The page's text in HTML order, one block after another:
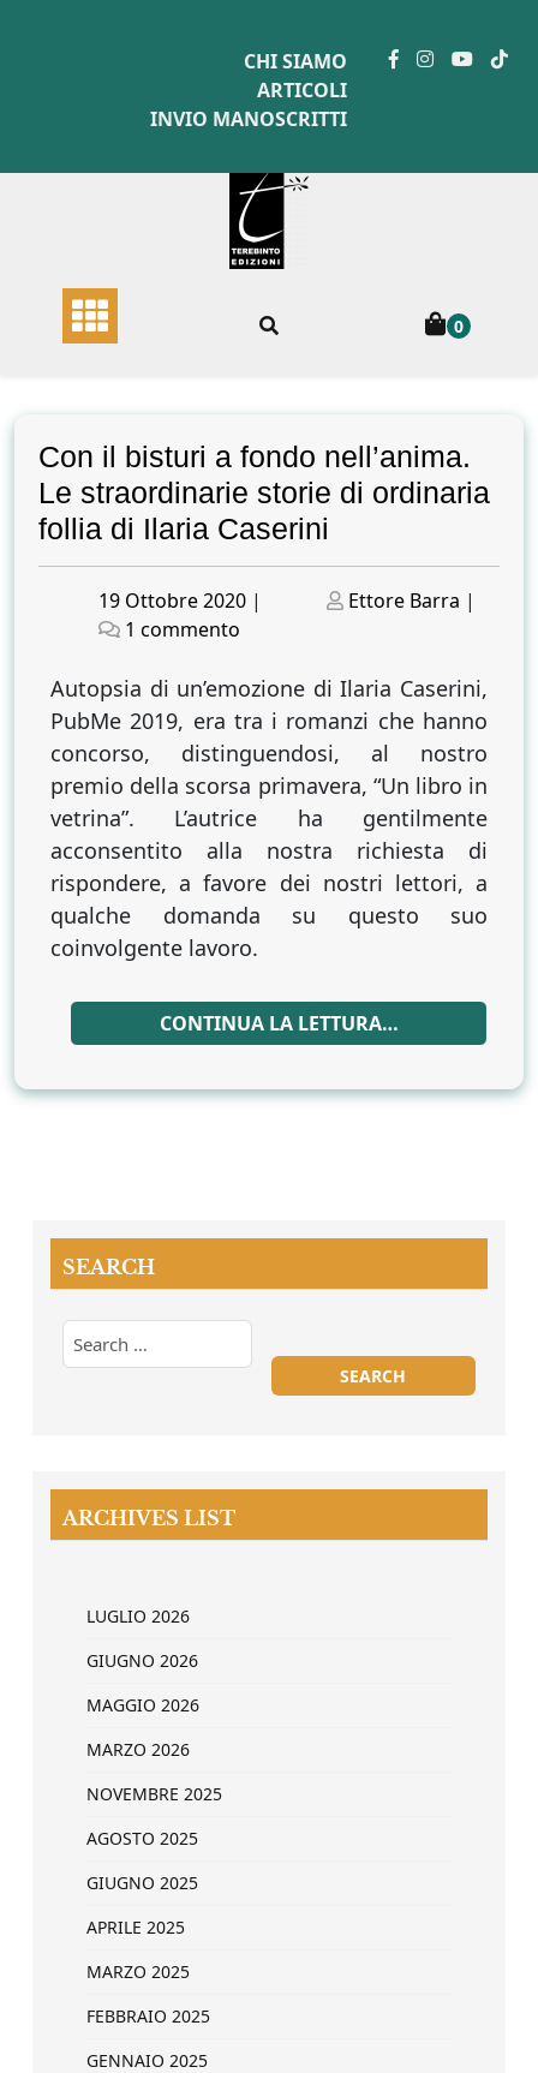
CHI SIAMO
ARTICOLI
INVIO MANOSCRITTI
0
Con il bisturi a fondo nell’anima.
Le straordinarie storie di ordinaria
follia di Ilaria Caserini
Posted
on
19 Ottobre 2020 |
Posted
Ettore Barra |
1 commento
il
bisturi
a
fondo
nell’anima.
Le
straordinarie
storie
di
ordinaria
di
Ilaria
Autopsia di un’emozione di Ilaria Caserini,
PubMe 2019, era tra i romanzi che hanno
concorso, distinguendosi, al nostro
premio della scorsa primavera, “Un libro in
vetrina”. L’autrice ha gentilmente
acconsentito alla nostra richiesta di
rispondere, a favore dei nostri lettori, a
qualche domanda su questo suo
coinvolgente lavoro.
CONTINUA LA LETTURA…
SEARCH
ARCHIVES LIST
LUGLIO 2026
GIUGNO 2026
MAGGIO 2026
MARZO 2026
NOVEMBRE 2025
AGOSTO 2025
GIUGNO 2025
APRILE 2025
MARZO 2025
FEBBRAIO 2025
GENNAIO 2025